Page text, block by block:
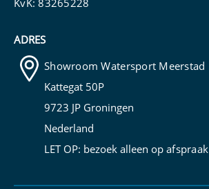
KvK: 83265228
ADRES
Showroom Watersport Meerstad
Kattegat 50P
9723 JP Groningen
Nederland
LET OP: bezoek alleen op afspraak